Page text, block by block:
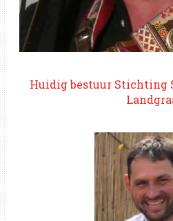
Huidig bestuur Stichting